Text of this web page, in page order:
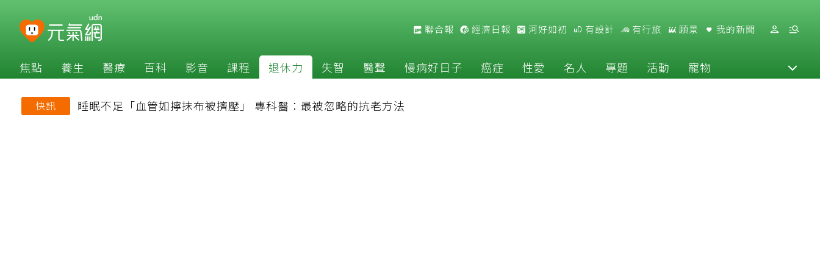
聯合報 經濟日報 河好如初 有設計 有行旅 願景 我的新聞
焦點 養生 醫療 百科 影音 課程 退休力 失智 醫聲 慢病好日子 癌症 性愛 名人 專題 活動 寵物
快訊 睡眠不足「血管如擰抹布被擠壓」 專科醫：最被忽略的抗老方法